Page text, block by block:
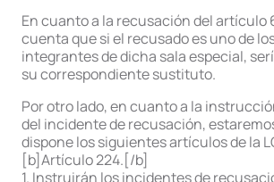
En cuanto a la recusación del artículo
cuenta que si el recusado es uno de
integrantes de dicha sala especial,
su correspondiente sustituto.
Por otro lado, en cuanto a la
del incidente de recusación,
dispone los siguientes artículos de la
[b]Artículo 224.[/b]
1. Instruirán los incidentes de